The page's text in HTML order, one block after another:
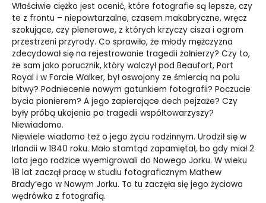
Właściwie ciężko jest ocenić, które fotografie są lepsze, czy
te z frontu – niepowtarzalne, czasem makabryczne, wręcz
szokujące, czy plenerowe, z których krzyczy cisza i ogrom
przestrzeni przyrody. Co sprawiło, że młody mężczyzna
zdecydował się na rejestrowanie tragedii żołnierzy? Czy to,
że sam jako porucznik, który walczył pod Beaufort, Port
Royal i w Forcie Walker, był oswojony ze śmiercią na polu
bitwy? Podniecenie nowym gatunkiem fotografii? Poczucie
bycia pionierem? A jego zapierające dech pejzaże? Czy
były próbą ukojenia po tragedii współtowarzyszy?
Niewiadomo.
Niewiele wiadomo też o jego życiu rodzinnym. Urodził się w
Irlandii w 1840 roku. Mało stamtąd zapamiętał, bo gdy miał 2
lata jego rodzice wyemigrowali do Nowego Jorku. W wieku
18 lat zaczął pracę w studiu fotograficznym Mathew
Brady’ego w Nowym Jorku. To tu zaczęła się jego życiowa
wędrówka z fotografią.